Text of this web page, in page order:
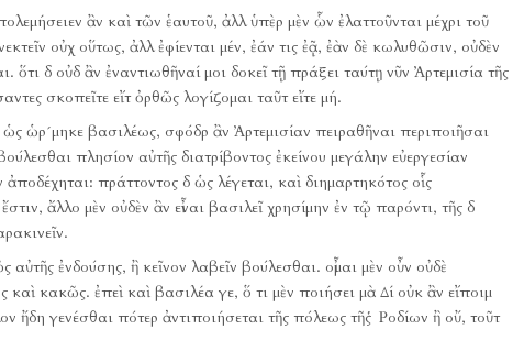
ἂν καὶ τῶν ἑαυτοῦ, ἀλλ ὑπὲρ μὲν ὧν ἐλαττοῦνται μέχρι τοῦ
οὐχ οὕτως, ἀλλ ἐφίενται μέν, ἐάν τις ἐᾷ, ἐὰν δὲ κωλυθῶσιν, οὐδὲν
ὅτι δ οὐδ ἂν ἐναντιωθῆναί μοι δοκεῖ τῇ πράξει ταύτῃ νῦν Ἀρτεμισία τῆς
σκοπεῖτε εἴτ ὀρθῶς λογίζομαι ταῦτ εἴτε μή.
ὡρ´μηκε βασιλέως, σφόδρ ἂν Ἀρτεμισίαν πειραθῆναι περιποιῆσαι
πλησίον αὐτῆς διατρίβοντος ἐκείνου μεγάλην εὐεργεσίαν
ἀποδέχηται: πράττοντος δ ὡς λέγεται, καὶ διημαρτηκότος οἷς
ἄλλο μὲν οὐδὲν ἂν εἶναι βασιλεῖ χρησίμην ἐν τῷ παρόντι, τῆς δ
αὐτῆς ἐνδούσης, ἢ κεῖνον λαβεῖν βούλεσθαι. οἶμαι μὲν οὖν οὐδὲ
καὶ κακῶς. ἐπεὶ καὶ βασιλέα γε, ὅ τι μὲν ποιήσει μὰ Δί οὐκ ἂν εἴποιμ
ἤδη γενέσθαι πότερ ἀντιποιήσεται τῆς πόλεως τῆς Ῥοδίων ἢ οὔ, τοῦτ